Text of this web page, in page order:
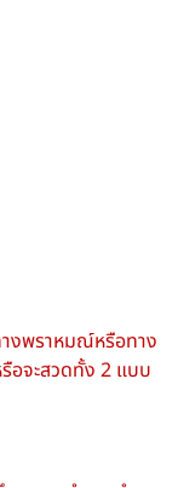
างพราหมณ์หรือทาง
อจะสวดทั้ง 2 แบบ